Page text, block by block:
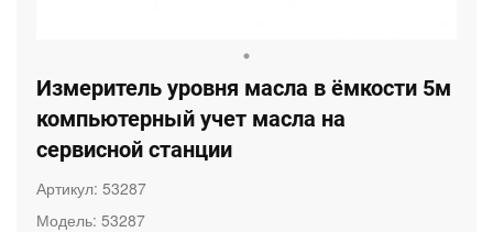
Измеритель уровня масла в ёмкости 5м
компьютерный учет масла на
сервисной станции
Артикул: 53287
Модель: 53287